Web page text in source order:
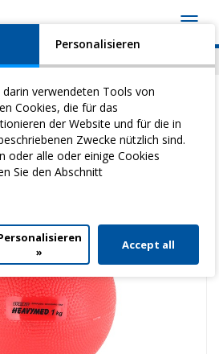
Download
>Heilgymnastik>SportbäLle> Heavimed
Personalisieren
verwendeten Tools von
Cookies, die für das
der Website und für die in
Zwecke nützlich sind.
oder alle oder einige Cookies
Sie den Abschnitt
»
Accept all